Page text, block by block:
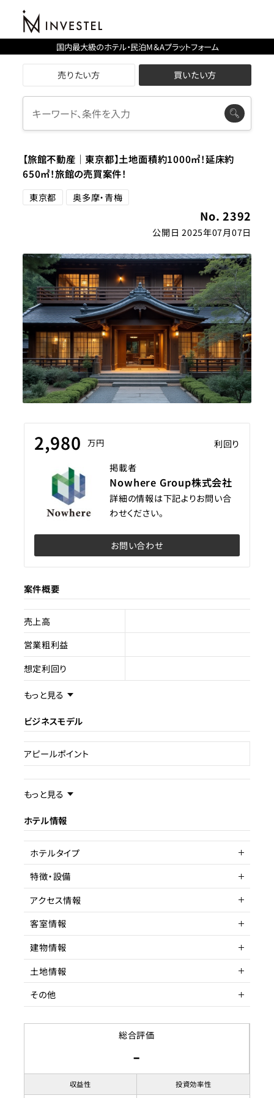
国内最大級のホテル・民泊M＆Aプラットフォーム
売りたい方 買いたい方
【旅館不動産｜東京都】土地面積約1000㎡！延床約
650㎡！旅館の売買案件！
東京都 奥多摩・青梅
No. 2392
公開日 2025年07月07日
2,980 万円
利回り
掲載者
Nowhere Group株式会社
詳細の情報は下記よりお問い合
わせください。
お問い合わせ
案件概要
売上高
営業粗利益
想定利回り
売却スキーム
権利
売却理由
ライセンス種類
現状
もっと見る
ビジネスモデル
アピールポイント
事業内容／事業特徴
ターゲット層
客単価／客室単価
稼働率
もっと見る
ホテル情報
ホテルタイプ
旅館
特徴・設備
アクセス情報
所在地
東京都青梅市小曽木
アクセス
JR青梅線 東青梅駅よりバス
駅までの距離
15分以内
客室情報
客室数
2～6室
延床面積
648.91㎡
収容人数
建物情報
建物構造
木造
階数
3階
1988年7月
土地情報
土地権利
所有権
1028.66
用途地域
無指定
その他
賃料
総合評価
-
収益性 投資効率性